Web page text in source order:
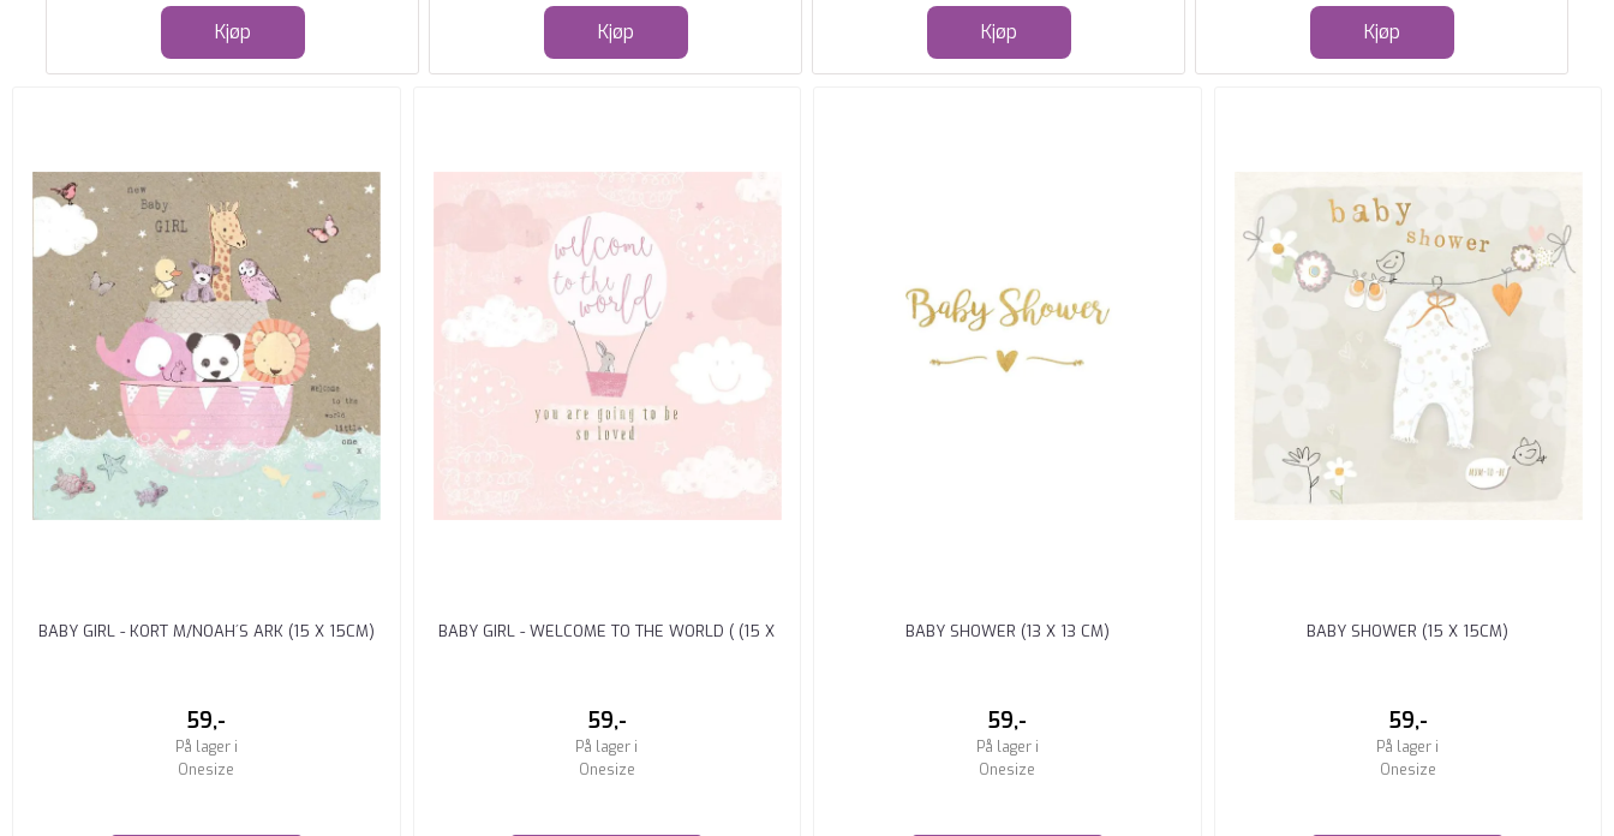
Kjøp Kjøp Kjøp Kjøp
BABY GIRL - KORT M/NOAH´S ARK (15 X 15CM)
59,-
På lager i
Onesize
BABY GIRL - WELCOME TO THE WORLD ( (15 X
59,-
På lager i
Onesize
BABY SHOWER (13 X 13 CM)
59,-
På lager i
Onesize
BABY SHOWER (15 X 15CM)
59,-
På lager i
Onesize